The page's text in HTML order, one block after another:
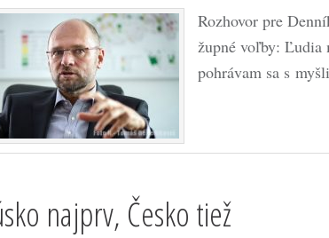
Rozhovor pre
župné voľby: Ľudia
pohrávam sa s
najprv, Česko tiež